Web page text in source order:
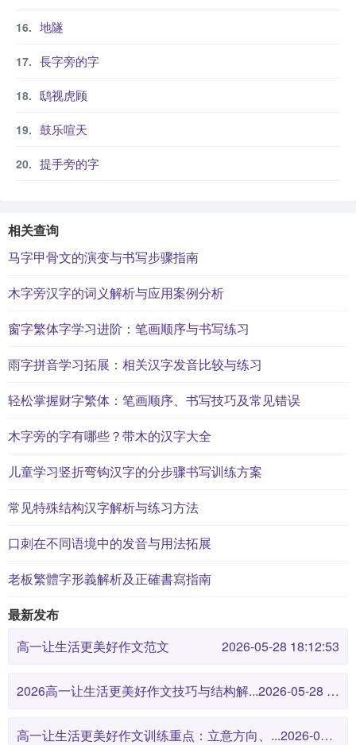
地隧
長字旁的字
鸱视虎顾
鼓乐喧天
提手旁的字
相关查询
马字甲骨文的演变与书写步骤指南
木字旁汉字的词义解析与应用案例分析
窗字繁体字学习进阶：笔画顺序与书写练习
雨字拼音学习拓展：相关汉字发音比较与练习
轻松掌握财字繁体：笔画顺序、书写技巧及常见错误
木字旁的字有哪些？带木的汉字大全
儿童学习竖折弯钩汉字的分步骤书写训练方案
常见特殊结构汉字解析与练习方法
口刺在不同语境中的发音与用法拓展
老板繁體字形義解析及正確書寫指南
最新发布
高一让生活更美好作文范文
2026-05-28 18:12:53
2026高一让生活更美好作文技巧与结构解... 2026-05-28 18:12:46
高一让生活更美好作文训练重点：立意方向、... 2026-05-28 18:12:38